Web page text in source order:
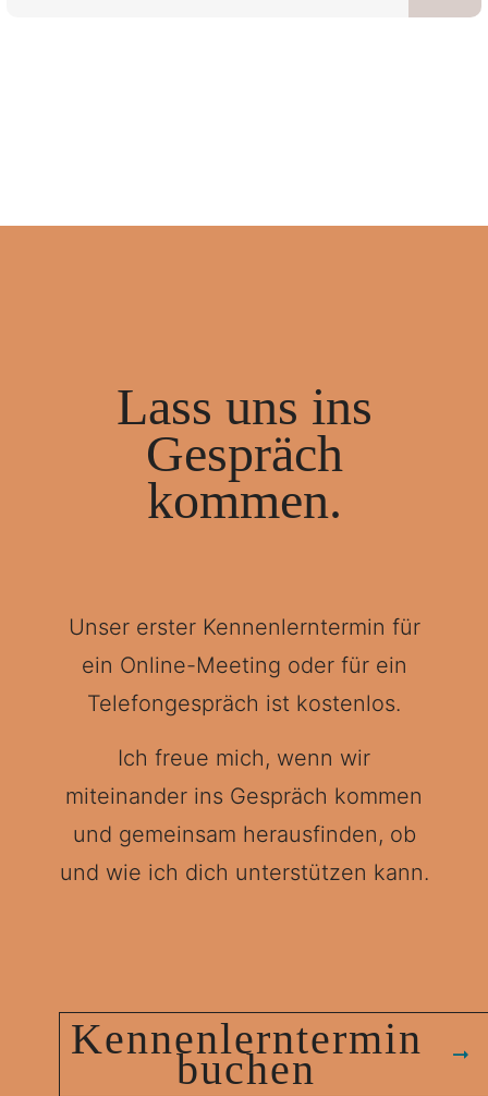
Lass uns ins
Gespräch
kommen.
Unser erster Kennenlerntermin für
ein Online-Meeting oder für ein
Telefongespräch ist kostenlos.
Ich freue mich, wenn wir
miteinander ins Gespräch kommen
und gemeinsam herausfinden, ob
und wie ich dich unterstützen kann.
Kennenlerntermin
buchen